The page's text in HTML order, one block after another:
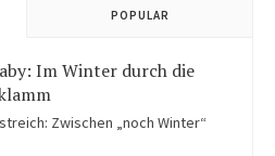
POPULAR
Im Winter durch die
Zwischen „noch Winter“